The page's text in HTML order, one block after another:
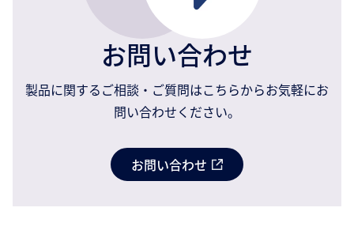
お問い合わせ
製品に関するご相談・ご質問はこちらからお気軽にお
問い合わせください。
お問い合わせ